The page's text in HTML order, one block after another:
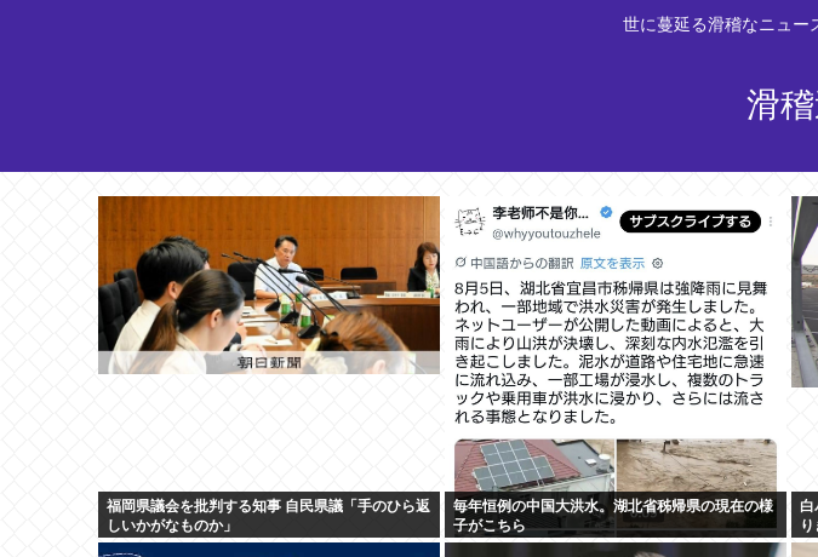
世に蔓延る滑稽なニュー
滑
福岡県議会を批判する知事 自民県議「手のひら返
しいかがなものか」
毎年恒例の中国大洪水。湖北省秭帰県の現在の様
子がこちら